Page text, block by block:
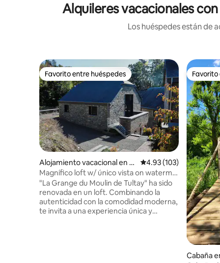
Alquileres vacacionales
Los huéspedes están de
Favorito entre huéspedes
Favorito entre huéspedes
Alojamiento vacacional en T
enneville
Calificación promedio:
4.93 (103)
Magnífico loft w/ único vista on watermill
ponds
"La Grange du Moulin de Tultay" ha sido
renovada en un loft. Combinando la
autenticidad con la comodidad moderna,
te invita a una experiencia única y
Cabaña